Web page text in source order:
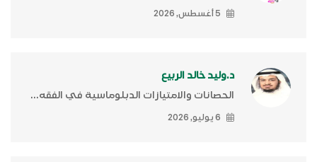
5 أغسطس, 2026
د.وليد خالد الربيع
الحصانات والامتيازات الدبلوماسية في الفقه...
6 يوليو, 2026